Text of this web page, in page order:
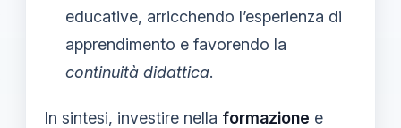
educative, arricchendo l’esperienza di
apprendimento e favorendo la
continuità didattica.
In sintesi, investire nella formazione e